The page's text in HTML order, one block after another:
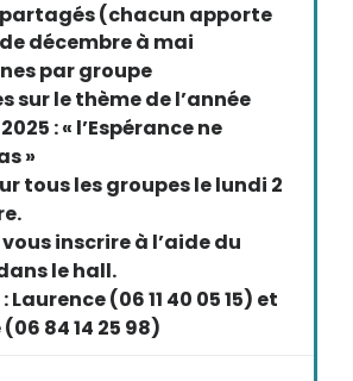
(chacun apporte
décembre à mai
par groupe
sur le thème de l’année
: « l’Espérance ne
»
tous les groupes le lundi 2
inscrire à l’aide du
le hall.
(06 11 40 05 15) et
84 14 25 98)